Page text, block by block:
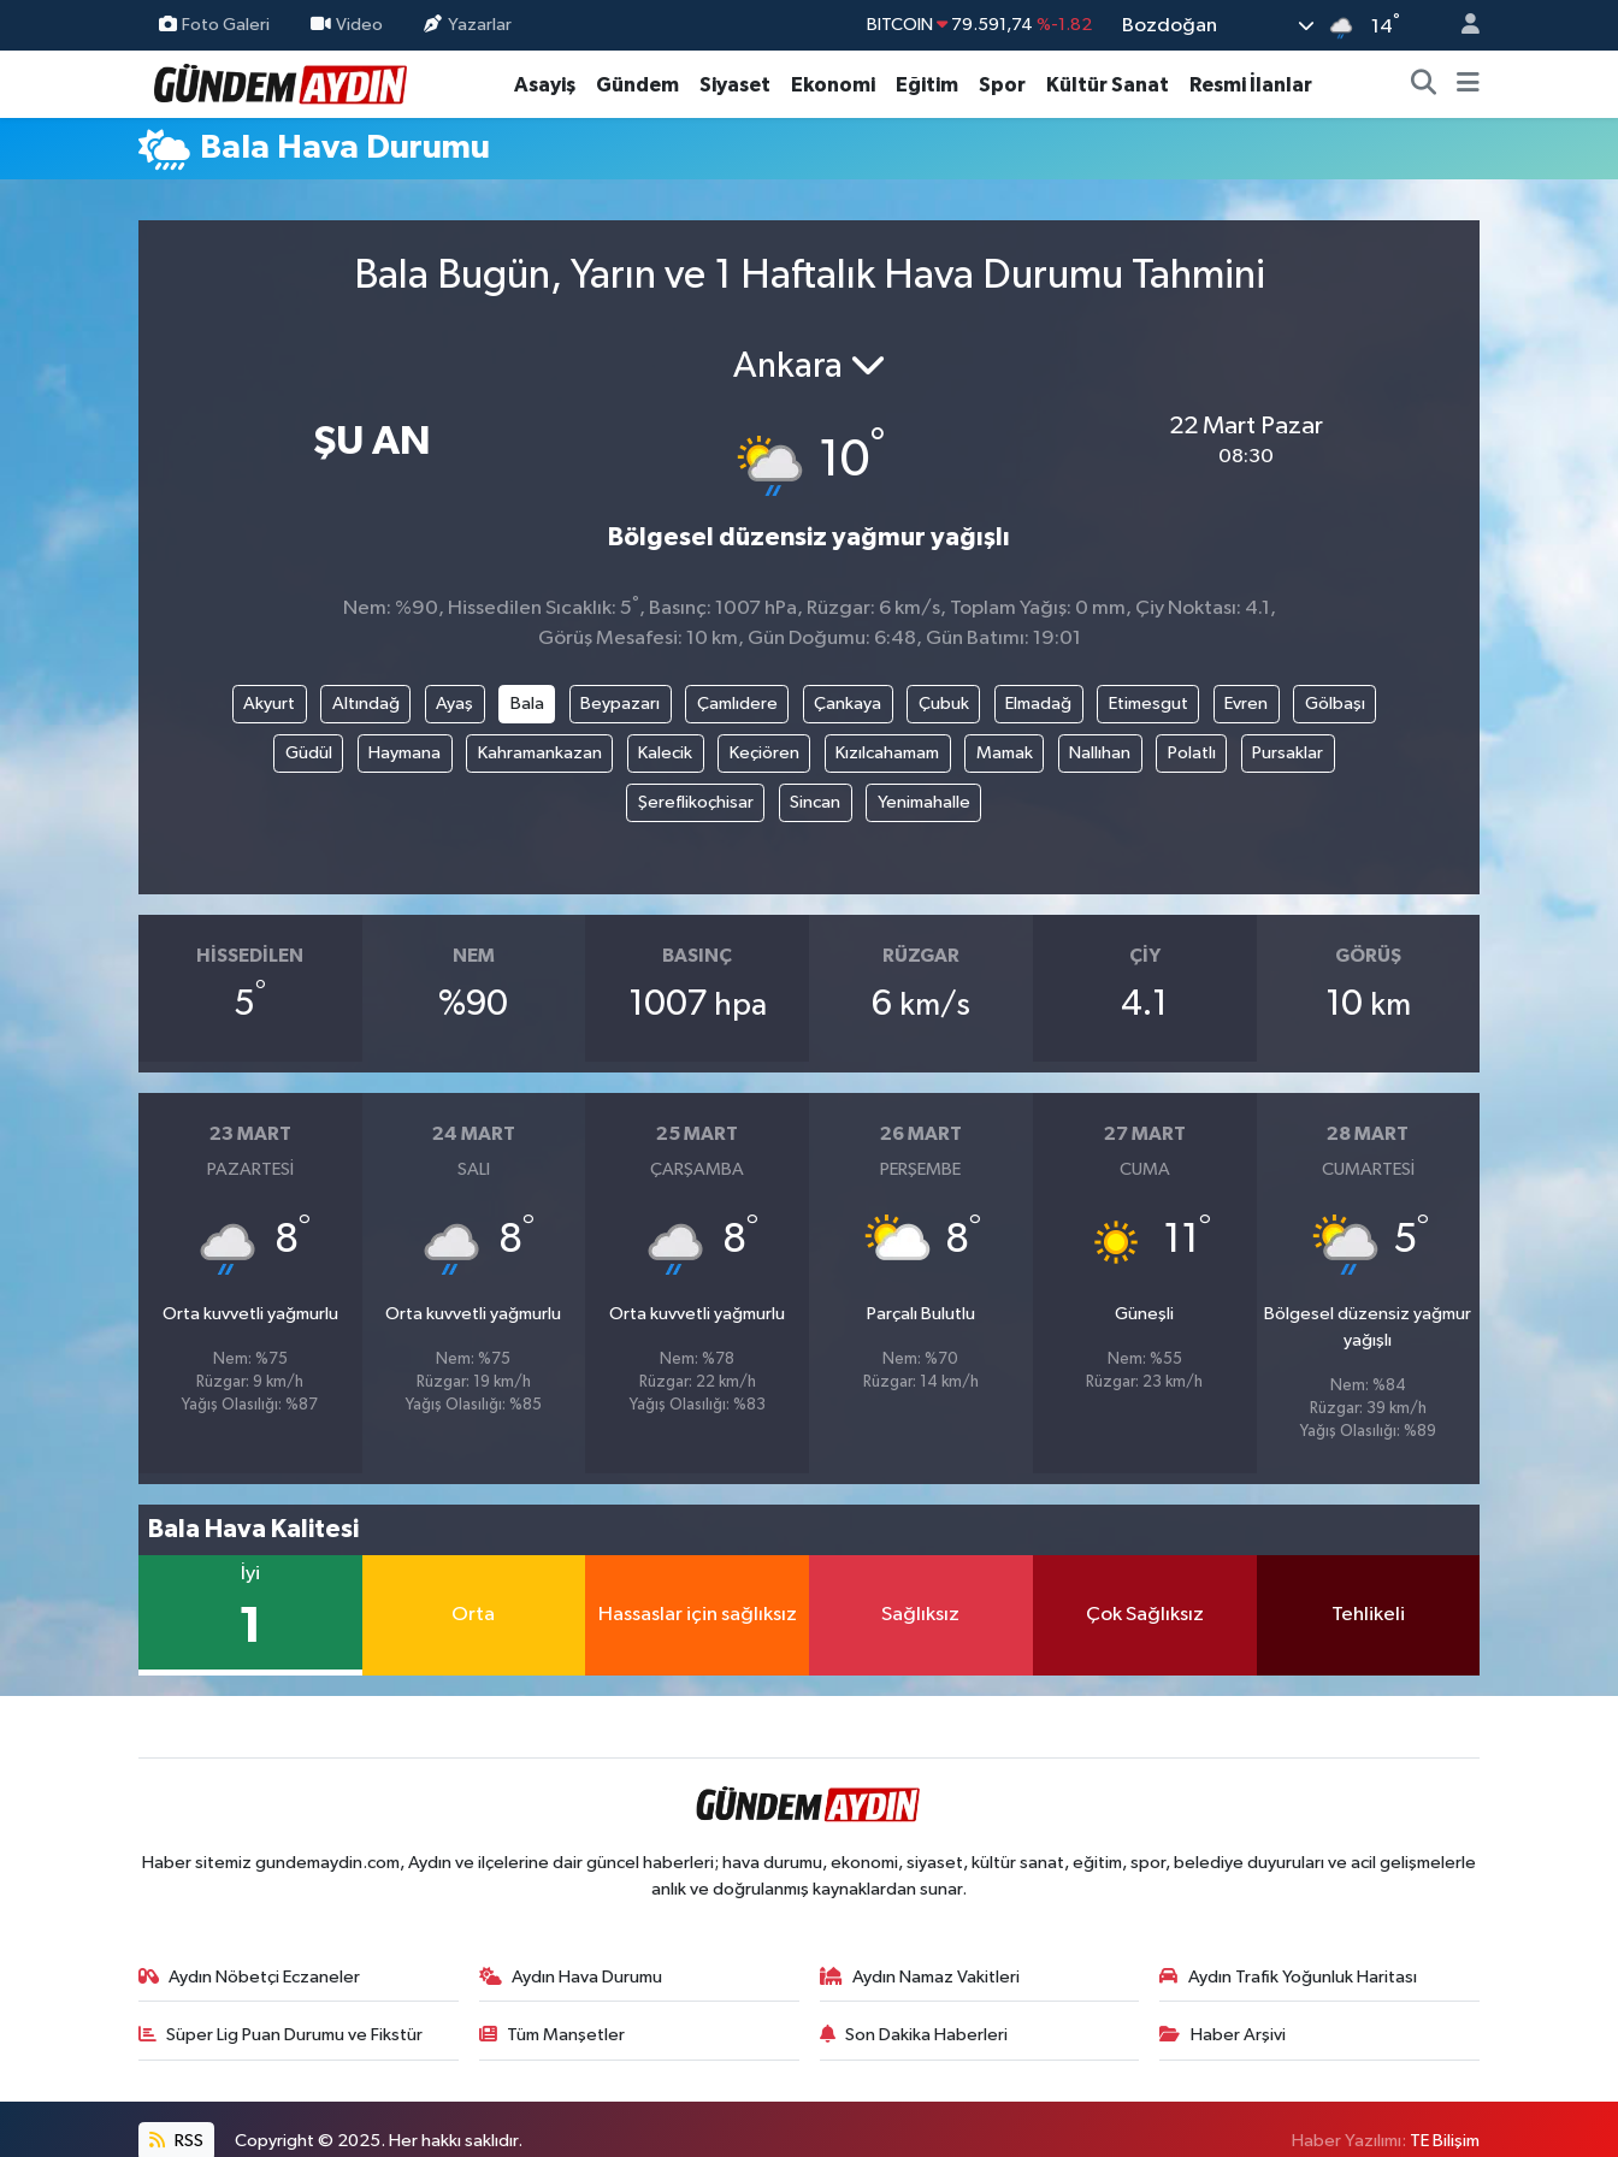
Foto Galeri Video Yazarlar BITCOIN 79.591,74 %-1.82 Bozdoğan 14°
Asayiş Gündem Siyaset Ekonomi Eğitim Spor Kültür Sanat Resmi İlanlar
Bala Hava Durumu
Bala Bugün, Yarın ve 1 Haftalık Hava Durumu Tahmini
ŞU AN
Ankara
10°
Bölgesel düzensiz yağmur yağışlı
22 Mart Pazar
08:30
Nem: %90, Hissedilen Sıcaklık: 5° , Basınç: 1007 hPa, Rüzgar: 6 km/s, Toplam Yağış: 0 mm, Çiy Noktası: 4.1,
Görüş Mesafesi: 10 km, Gün Doğumu: 6:48, Gün Batımı: 19:01
Akyurt Altındağ Ayaş Bala Beypazarı Çamlıdere Çankaya Çubuk Elmadağ Etimesgut Evren Gölbaşı
Güdül Haymana Kahramankazan Kalecik Keçiören Kızılcahamam Mamak Nallıhan Polatlı Pursaklar
Şereflikoçhisar Sincan Yenimahalle
HISSEDILEN
5°
NEM
%90
BASINÇ
1007 hpa
RÜZGAR
6 km/s
ÇIY
4.1
GÖRÜŞ
10 km
23 MART
PAZARTESI
8°
Orta kuvvetli yağmurlu
Nem: %75
Rüzgar: 9 km/h
Yağış Olasılığı: %87
24 MART
SALI
8°
Orta kuvvetli yağmurlu
Nem: %75
Rüzgar: 19 km/h
Yağış Olasılığı: %85
25 MART
ÇARŞAMBA
8°
Orta kuvvetli yağmurlu
Nem: %78
Rüzgar: 22 km/h
Yağış Olasılığı: %83
26 MART
PERŞEMBE
8°
Parçalı Bulutlu
Nem: %70
Rüzgar: 14 km/h
27 MART
CUMA
11 °
Güneşli
Nem: %55
Rüzgar: 23 km/h
28 MART
CUMARTESI
5°
Bölgesel düzensiz yağmur
yağışlı
Nem: %84
Rüzgar: 39 km/h
Yağış Olasılığı: %89
Bala Hava Kalitesi
İyi
1 Orta Hassaslar için sağlıksız Sağlıksız Çok Sağlıksız Tehlikeli
Haber sitemiz gundemaydin.com, Aydın ve ilçelerine dair güncel haberleri; hava durumu, ekonomi, siyaset, kültür sanat, eğitim, spor, belediye duyuruları ve acil gelişmelerle
anlık ve doğrulanmış kaynaklardan sunar.
Aydın Nöbetçi Eczaneler Aydın Hava Durumu Aydın Namaz Vakitleri Aydın Trafik Yoğunluk Haritası
Süper Lig Puan Durumu ve Fikstür Tüm Manşetler Son Dakika Haberleri Haber Arşivi
RSS Copyright © 2025. Her hakkı saklıdır. Haber Yazılımı: TE Bilişim
Aydın Nöbetçi Eczaneler
Aydın Hava Durumu